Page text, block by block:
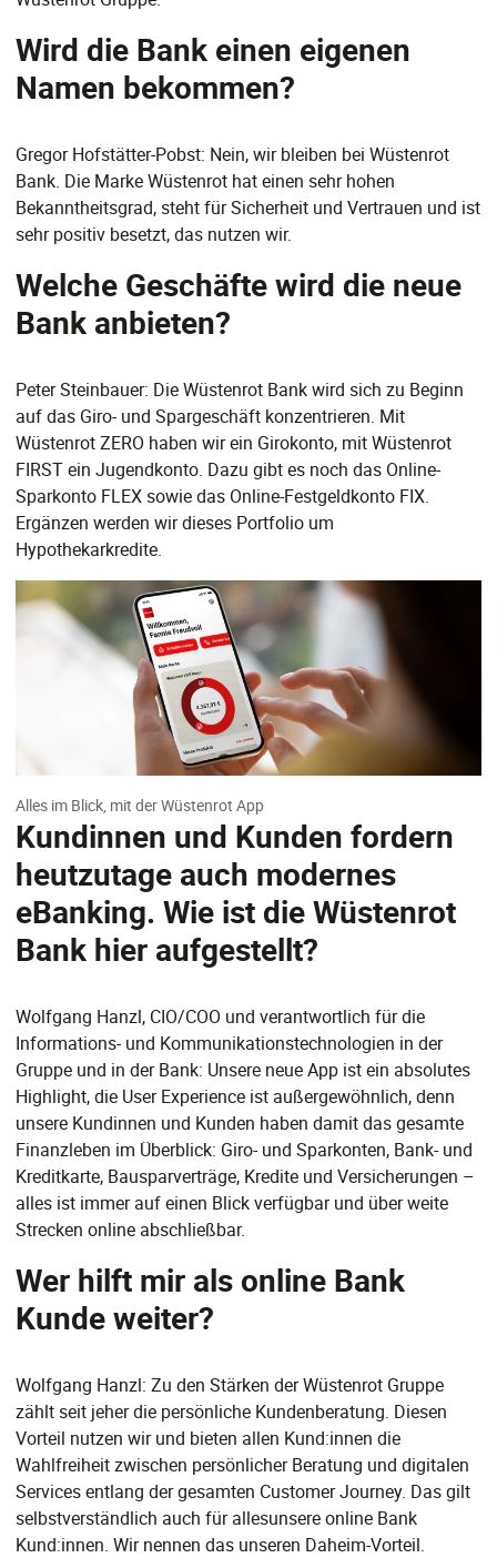
Wird die Bank einen eigenen
Namen bekommen?
Gregor Hofstätter-Pobst: Nein, wir bleiben bei Wüstenrot
Bank. Die Marke Wüstenrot hat einen sehr hohen
Bekanntheitsgrad, steht für Sicherheit und Vertrauen und ist
sehr positiv besetzt, das nutzen wir.
Welche Geschäfte wird die neue
Bank anbieten?
Peter Steinbauer: Die Wüstenrot Bank wird sich zu Beginn
auf das Giro- und Spargeschäft konzentrieren. Mit
Wüstenrot ZERO haben wir ein Girokonto, mit Wüstenrot
FIRST ein Jugendkonto. Dazu gibt es noch das Online-
Sparkonto FLEX sowie das Online-Festgeldkonto FIX.
Ergänzen werden wir dieses Portfolio um
Hypothekarkredite.
Alles im Blick, mit der Wüstenrot App
Kundinnen und Kunden fordern
heutzutage auch modernes
eBanking. Wie ist die Wüstenrot
Bank hier aufgestellt?
Wolfgang Hanzl, CIO/COO und verantwortlich für die
Informations- und Kommunikationstechnologien in der
Gruppe und in der Bank: Unsere neue App ist ein absolutes
Highlight, die User Experience ist außergewöhnlich, denn
unsere Kundinnen und Kunden haben damit das gesamte
Finanzleben im Überblick: Giro- und Sparkonten, Bank- und
Kreditkarte, Bausparverträge, Kredite und Versicherungen –
alles ist immer auf einen Blick verfügbar und über weite
Strecken online abschließbar.
Wer hilft mir als online Bank
Kunde weiter?
Wolfgang Hanzl: Zu den Stärken der Wüstenrot Gruppe
zählt seit jeher die persönliche Kundenberatung. Diesen
Vorteil nutzen wir und bieten allen Kund:innen die
Wahlfreiheit zwischen persönlicher Beratung und digitalen
Services entlang der gesamten Customer Journey. Das gilt
selbstverständlich auch für allesunsere online Bank
Kund:innen. Wir nennen das unseren Daheim-Vorteil.